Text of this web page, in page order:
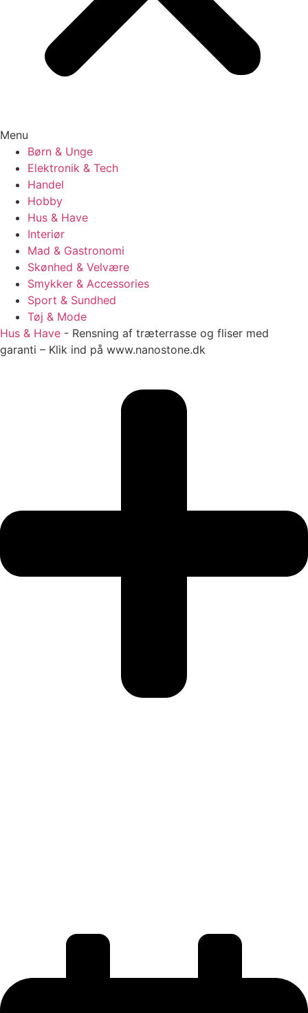
Menu
Børn & Unge
Elektronik & Tech
Handel
Hobby
Hus & Have
Interiør
Mad & Gastronomi
Skønhed & Velvære
Smykker & Accessories
Sport & Sundhed
Tøj & Mode
Hus & Have - Rensning af træterrasse og fliser med
garanti – Klik ind på www.nanostone.dk